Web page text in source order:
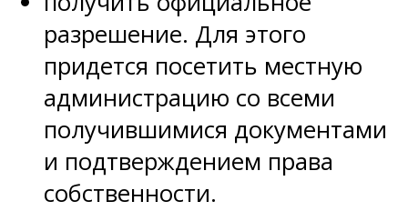
разрешение. Для этого
придется посетить местную
администрацию со всеми
получившимися документами
и подтверждением права
собственности.